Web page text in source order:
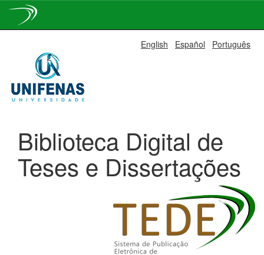
navigation
English Español Português
Biblioteca Digital de
Teses e Dissertações